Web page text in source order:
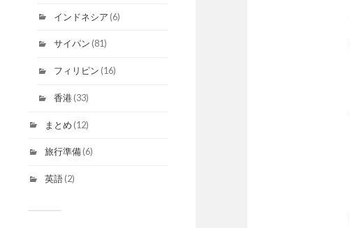
インドネシア (6)
サイパン (81)
フィリピン (16)
香港(33)
まとめ (12)
旅行準備(6)
英語(2)